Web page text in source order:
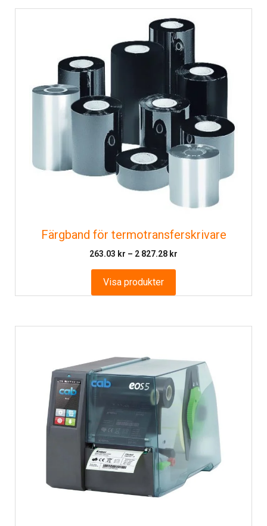
Färgband för termotransferskrivare
263.03 kr – 2 827.28 kr
Visa produkter